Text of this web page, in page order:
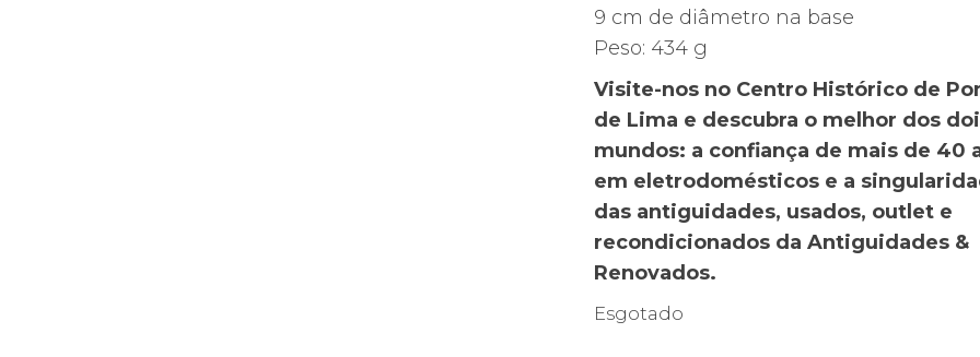
9 cm de diâmetro na base
Peso: 434 g
Visite-nos no Centro Histórico de
de Lima e descubra o melhor dos
mundos: a confiança de mais de 40
em eletrodomésticos e a
das antiguidades, usados, outlet e
recondicionados da Antiguidades &
Renovados.
Esgotado